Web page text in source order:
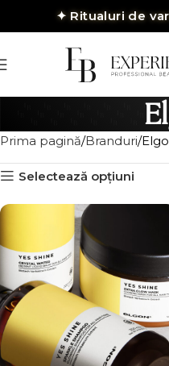
✦Ritualuri de
Prima pagină Branduri
Selectează opțiuni